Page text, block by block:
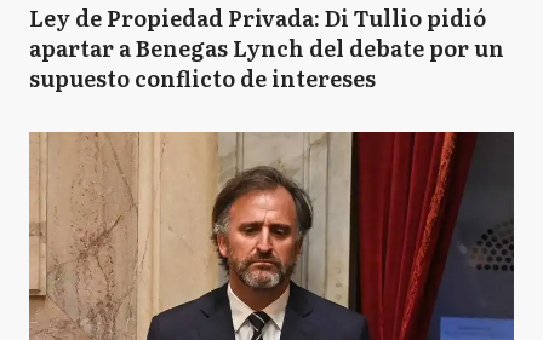
Ley de Propiedad Privada: Di Tullio pidió
apartar a Benegas Lynch del debate por un
supuesto conflicto de intereses